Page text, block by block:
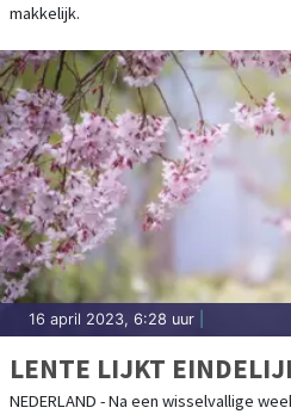
makkelijk.
16 april 2023, 6:28 uur
LENTE LIJKT
NEDERLAND - Na een wisselvallige